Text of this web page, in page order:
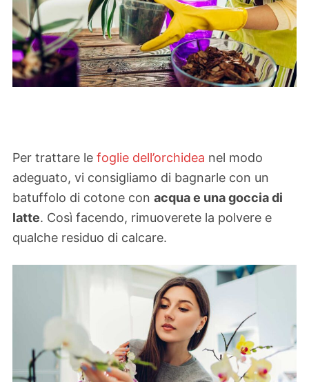
Per trattare le foglie dell’orchidea nel modo
adeguato, vi consigliamo di bagnarle con un
batuffolo di cotone con acqua e una goccia di
latte. Così facendo, rimuoverete la polvere e
qualche residuo di calcare.